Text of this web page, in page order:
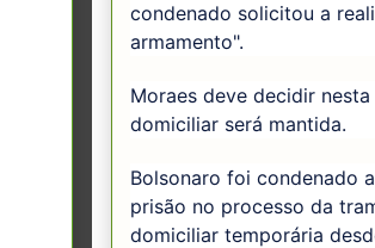
condenado solicitou a
armamento".
Moraes deve decidir
domiciliar será mantida.
Bolsonaro foi condenado
prisão no processo da
domiciliar temporária